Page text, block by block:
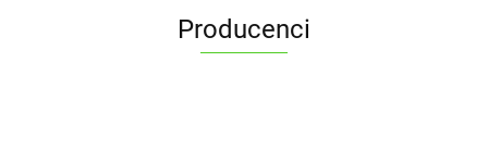
Producenci